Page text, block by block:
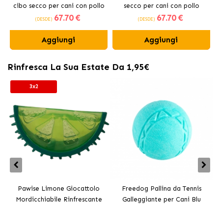
cibo secco per cani con pollo
(DESDE) 67.70 €
Aggiungi
secco per cani con pollo
(DESDE) 67.70 €
Aggiungi
Rinfresca La Sua Estate Da 1,95€
3x2
Pawise Limone Giocattolo
Mordicchiabile Rinfrescante
Freedog Pallina da Tennis
Galleggiante per Cani Blu